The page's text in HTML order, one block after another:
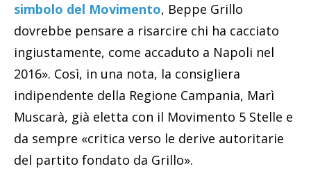
simbolo del Movimento, Beppe Grillo
dovrebbe pensare a risarcire chi ha cacciato
ingiustamente, come accaduto a Napoli nel
2016». Così, in una nota, la consigliera
indipendente della Regione Campania, Marì
Muscarà, già eletta con il Movimento 5 Stelle e
da sempre «critica verso le derive autoritarie
del partito fondato da Grillo».